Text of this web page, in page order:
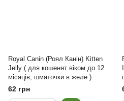
Royal Canin (Роял Канін) Kitten
Jelly ( для кошенят віком до 12
місяців, шматочки в желе )
62 грн